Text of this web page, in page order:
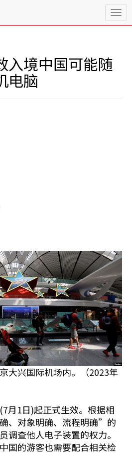
T
o
入境中国可能随
电脑
大兴国际机场内。（2023年
月1日)起正式生效。根据相
、对象明确、流程明确”的
调查他人电子装置的权力。
国的游客也需要配合相关检